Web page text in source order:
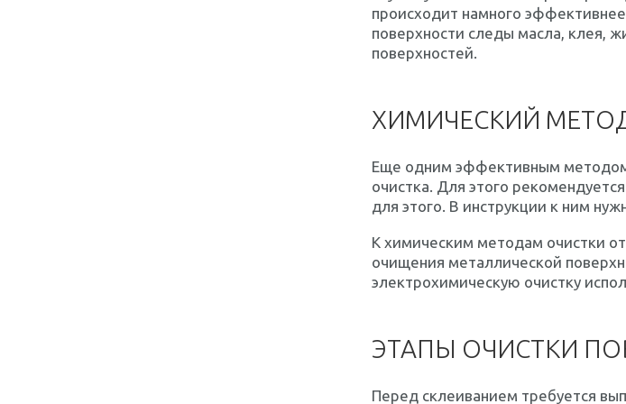
происходит намного
поверхности следы масла, клея,
поверхностей.
ХИМИЧЕСКИЙ
Еще одним эффективным методом
очистка. Для этого
для этого. В инструкции к ним
К химическим методам очистки
очищения металлической
электрохимическую очистку
ЭТАПЫ ОЧИСТКИ
Перед склеиванием требуется